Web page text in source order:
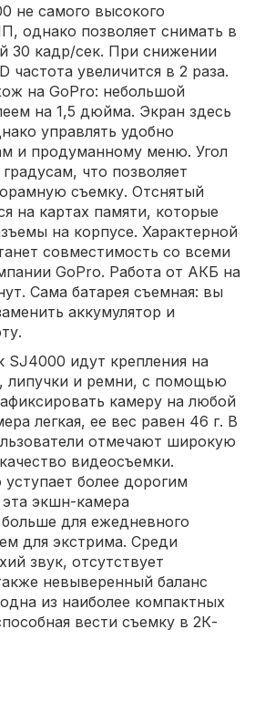
не самого высокого
однако позволяет снимать в
30 кадр/сек. При снижении
частота увеличится в 2 раза.
на GoPro: небольшой
на 1,5 дюйма. Экран здесь
управлять удобно
и продуманному меню. Угол
что позволяет
съемку. Отснятый
на картах памяти, которые
на корпусе. Характерной
совместимость со всеми
GoPro. Работа от АКБ на
Сама батарея съемная: вы
аккумулятор и
SJ4000 идут крепления на
липучки и ремни, с помощью
камеру на любой
легкая, ее вес равен 46 г. В
отмечают широкую
видеосъемки.
более дорогим
экшн-камера
больше для ежедневного
для экстрима. Среди
звук, отсутствует
невыверенный баланс
из наиболее компактных
вести съемку в 2К-